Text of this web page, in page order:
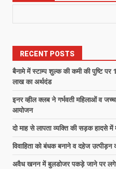
RECENT POSTS
बैनामे में स्टाम्प शुल्क की कमी की पुष्टि
लाख का अर्थदंड
इनर व्हील क्लब ने गर्भवती महिलाओं व
आयोजन
दो माह से लापता व्यक्ति की सड़क हादसे में
विवाहिता को बंधक बनाने व दहेज
अवैध खनन में बुलडोजर पकड़े जाने पर